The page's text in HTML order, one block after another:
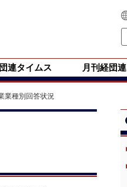
連タイムス 月刊経団連
業種別回答状況